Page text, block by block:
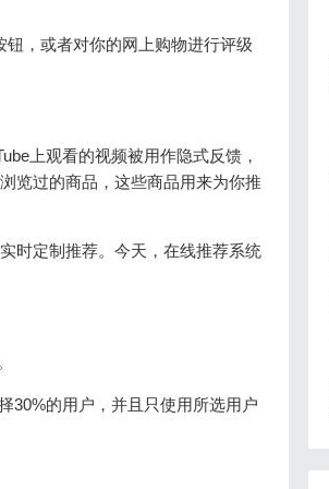
钮，或者对你的网上购物进行评级
上观看的视频被用作隐式反馈，
览过的商品，这些商品用来为你推
时定制推荐。今天，在线推荐系统
30%的用户，并且只使用所选用户